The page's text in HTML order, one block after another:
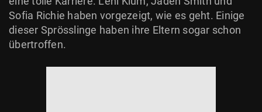
Sofia Richie haben vorgezeigt, wie es geht. Einige
dieser Sprösslinge haben ihre Eltern sogar schon
übertroffen.